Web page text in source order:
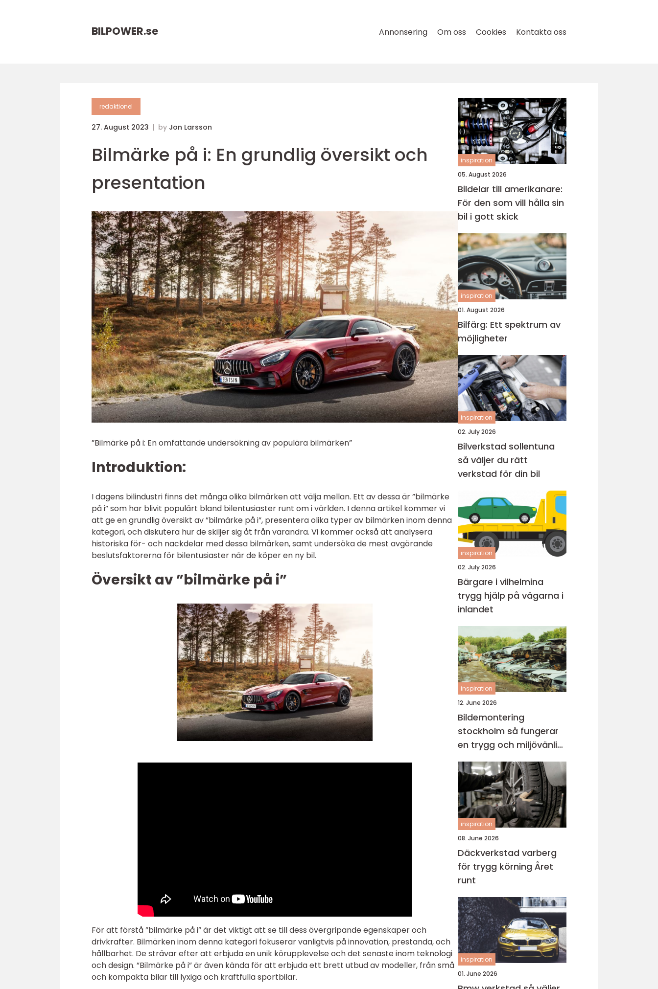
BILPOWER.se Annonsering Om oss Cookies Kontakta oss
redaktionel
27. August 2023 by Jon Larsson
Bilmärke på i: En grundlig översikt och
presentation
”Bilmärke på i: En omfattande undersökning av populära bilmärken”
Introduktion:
I dagens bilindustri finns det många olika bilmärken att välja mellan. Ett av dessa är ”bilmärke
på i” som har blivit populärt bland bilentusiaster runt om i världen. I denna artikel kommer vi
att ge en grundlig översikt av ”bilmärke på i”, presentera olika typer av bilmärken inom denna
kategori, och diskutera hur de skiljer sig åt från varandra. Vi kommer också att analysera
historiska för- och nackdelar med dessa bilmärken, samt undersöka de mest avgörande
beslutsfaktorerna för bilentusiaster när de köper en ny bil.
Översikt av ”bilmärke på i”
För att förstå ”bilmärke på i” är det viktigt att se till dess övergripande egenskaper och
drivkrafter. Bilmärken inom denna kategori fokuserar vanligtvis på innovation, prestanda, och
hållbarhet. De strävar efter att erbjuda en unik körupplevelse och det senaste inom teknologi
och design. ”Bilmärke på i” är även kända för att erbjuda ett brett utbud av modeller, från små
och kompakta bilar till lyxiga och kraftfulla sportbilar.
inspiration
05. August 2026
Bildelar till amerikanare:
För den som vill hålla sin
bil i gott skick
inspiration
01. August 2026
Bilfärg: Ett spektrum av
möjligheter
inspiration
02. July 2026
Bilverkstad sollentuna
så väljer du rätt
verkstad för din bil
inspiration
02. July 2026
Bärgare i vilhelmina
trygg hjälp på vägarna i
inlandet
inspiration
12. June 2026
Bildemontering
stockholm så fungerar
en trygg och miljövänlig
bilskrot
inspiration
08. June 2026
Däckverkstad varberg
för trygg körning Året
runt
inspiration
01. June 2026